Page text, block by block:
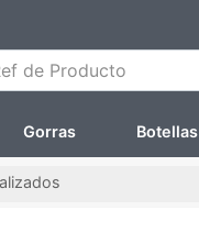
de Producto
Gorras Botellas